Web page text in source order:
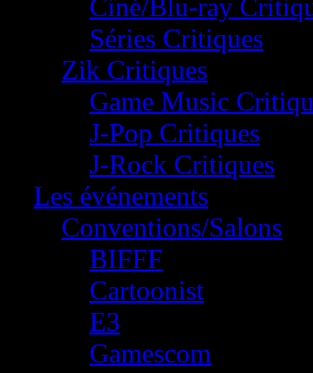
Ciné/Blu-ray
Séries Critiques
Zik Critiques
Game Music
J-Pop Critiques
J-Rock Critiques
Les événements
Conventions/Salons
BIFFF
Cartoonist
E3
Gamescom